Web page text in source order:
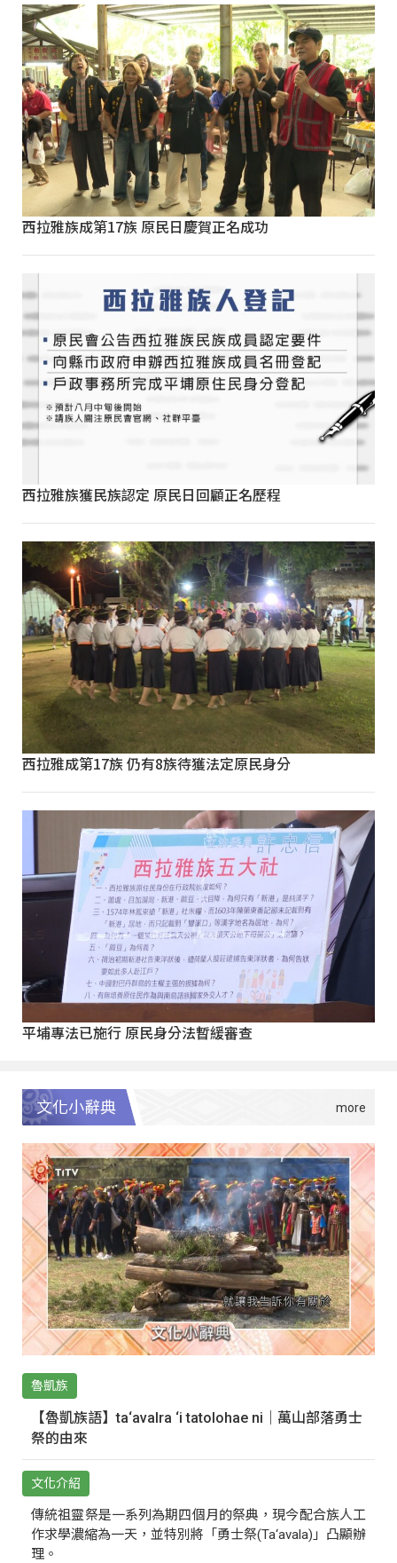
西拉雅族成第17族 原民日慶賀正名成功
西拉雅族獲民族認定 原民日回顧正名歷程
西拉雅成第17族 仍有8族待獲法定原民身分
平埔專法已施行 原民身分法暫緩審查
文化小辭典
魯凱族
【魯凱族語】ta‘avalra ‘i tatolohae ni｜萬山部落勇士
祭的由來
文化介紹
傳統祖靈祭是一系列為期四個月的祭典，現今配合族人工
作求學濃縮為一天，並特別將「勇士祭(Ta‘avala)」凸顯辦
理。